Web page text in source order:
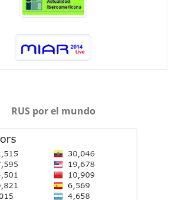
RUS por el mundo